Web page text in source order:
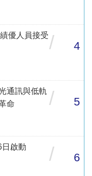
優人員接受/ 4
通訊與低軌
命
/ 5
啟動
/ 6